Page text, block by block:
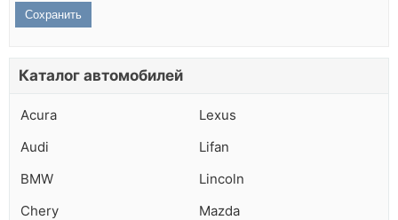
Каталог автомобилей
Acura
Lexus
Audi
Lifan
BMW
Lincoln
Chery
Mazda